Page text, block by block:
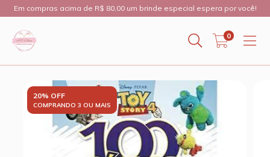
Em compras acima de R$ 80,00 um brinde especial espera por você!
0
20% OFF
COMPRANDO 3 OU MAIS